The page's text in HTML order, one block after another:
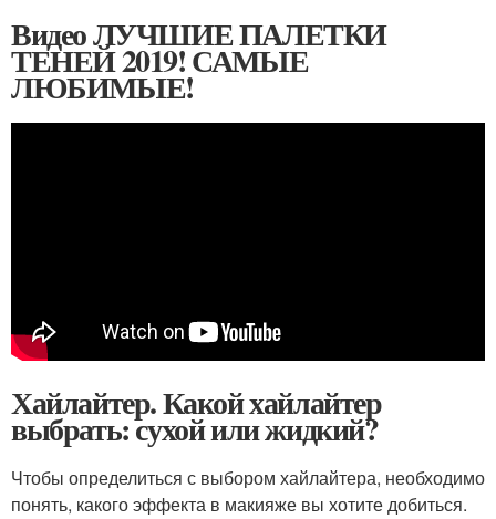
Видео ЛУЧШИЕ ПАЛЕТКИ
ТЕНЕЙ 2019! САМЫЕ
ЛЮБИМЫЕ!
Хайлайтер. Какой хайлайтер
выбрать: сухой или жидкий?
Чтобы определиться с выбором хайлайтера, необходимо
понять, какого эффекта в макияже вы хотите добиться.